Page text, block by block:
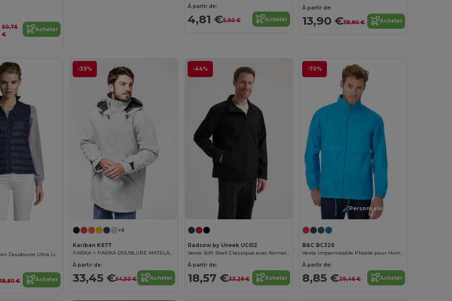
50,76
€
Acheter
À partir de:
4,81 €5,60 € Acheter
À partir de:
13,90 €118,80 € Acheter
Wilson Bw Women Doudoune Ultra Light Sans Manches Femme
€ Acheter
-39%
+9
Kariban K677
PARKA > PARKA DOUBLURE MATELASSÉE UNISEXE
À partir de:
33,45 €54,50 € Acheter
-44%
Radsow by Uneek UC612
Veste Soft Shell Classique avec fermeture éclair
À partir de:
18,57 €33,29 € Acheter
-70%
Personnalisez-le !
B&C BC326
Veste Imperméable Pliable pour Homme BC326
À partir de:
8,85 €29,46 € Acheter